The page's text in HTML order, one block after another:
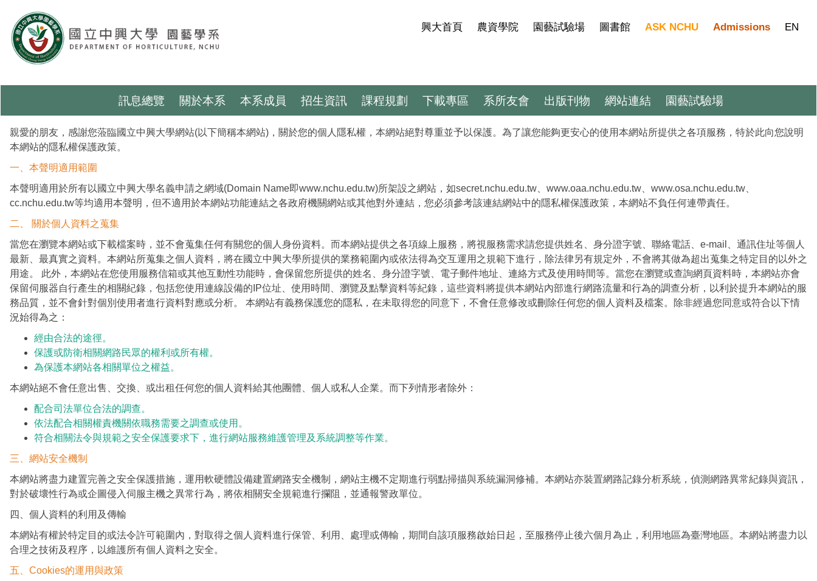
到
主
要
興大首頁 農資學院 園藝試驗場 圖書館 ASK NCHU Admissions EN
訊息總覽 關於本系 本系成員 招生資訊 課程規劃 下載專區 系所友會 出版刊物 網站連結 園藝試驗場
親愛的朋友，感謝您蒞臨國立中興大學網站(以下簡稱本網站)，關於您的個人隱私權，本網站絕對尊重並予以保護。為了讓您能夠更安心的使用本網站所提供之各項服務，特於此向您說明
本網站的隱私權保護政策。
一、本聲明適用範圍
本聲明適用於所有以國立中興大學名義申請之網域(Domain Name即www.nchu.edu.tw)所架設之網站，如secret.nchu.edu.tw、www.oaa.nchu.edu.tw、www.osa.nchu.edu.tw、
cc.nchu.edu.tw等均適用本聲明，但不適用於本網站功能連結之各政府機關網站或其他對外連結，您必須參考該連結網站中的隱私權保護政策，本網站不負任何連帶責任。
二、 關於個人資料之蒐集
當您在瀏覽本網站或下載檔案時，並不會蒐集任何有關您的個人身份資料。而本網站提供之各項線上服務，將視服務需求請您提供姓名、身分證字號、聯絡電話、e-mail、通訊住址等個人
最新、最真實之資料。本網站所蒐集之個人資料，將在國立中興大學所提供的業務範圍內或依法得為交互運用之規範下進行，除法律另有規定外，不會將其做為超出蒐集之特定目的以外之
用途。 此外，本網站在您使用服務信箱或其他互動性功能時，會保留您所提供的姓名、身分證字號、電子郵件地址、連絡方式及使用時間等。當您在瀏覽或查詢網頁資料時，本網站亦會
保留伺服器自行產生的相關紀錄，包括您使用連線設備的IP位址、使用時間、瀏覽及點擊資料等紀錄，這些資料將提供本網站內部進行網路流量和行為的調查分析，以利於提升本網站的服
務品質，並不會針對個別使用者進行資料對應或分析。 本網站有義務保護您的隱私，在未取得您的同意下，不會任意修改或刪除任何您的個人資料及檔案。除非經過您同意或符合以下情
況始得為之：
經由合法的途徑。
保護或防衛相關網路民眾的權利或所有權。
為保護本網站各相關單位之權益。
本網站絕不會任意出售、交換、或出租任何您的個人資料給其他團體、個人或私人企業。而下列情形者除外：
配合司法單位合法的調查。
依法配合相關權責機關依職務需要之調查或使用。
符合相關法令與規範之安全保護要求下，進行網站服務維護管理及系統調整等作業。
三、網站安全機制
本網站將盡力建置完善之安全保護措施，運用軟硬體設備建置網路安全機制，網站主機不定期進行弱點掃描與系統漏洞修補。本網站亦裝置網路記錄分析系統，偵測網路異常紀錄與資訊，
對於破壞性行為或企圖侵入伺服主機之異常行為，將依相關安全規範進行攔阻，並通報警政單位。
四、個人資料的利用及傳輸
本網站有權於特定目的或法令許可範圍內，對取得之個人資料進行保管、利用、處理或傳輸，期間自該項服務啟始日起，至服務停止後六個月為止，利用地區為臺灣地區。本網站將盡力以
合理之技術及程序，以維護所有個人資料之安全。
五、Cookies的運用與政策